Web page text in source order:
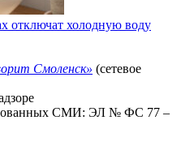
отключат холодную воду
Смоленск» (сетевое
СМИ: ЭЛ № ФС 77 –